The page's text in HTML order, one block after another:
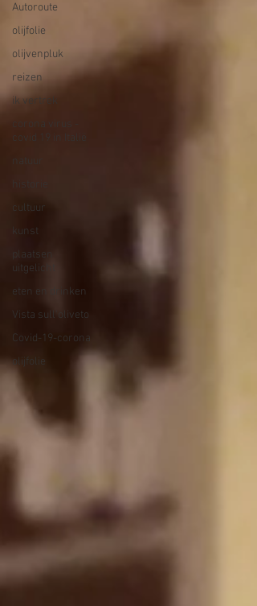
Autoroute
olijfolie
olijvenpluk
reizen
ik vertrek
natuur
cultuur
kunst
plaatsen
uitgelicht
eten en drinken
Vista sull'oliveto
Covid-19-corona
olijfolie